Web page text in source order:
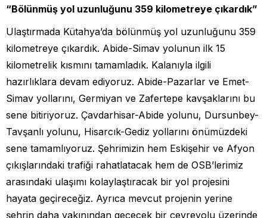
“Bölünmüş yol uzunluğunu 359 kilometreye çıkardık”
Ulaştırmada Kütahya’da bölünmüş yol uzunluğunu 359
kilometreye çıkardık. Abide-Simav yolunun ilk 15
kilometrelik kısmını tamamladık. Kalanıyla ilgili
hazırlıklara devam ediyoruz. Abide-Pazarlar ve Emet-
Simav yollarını, Germiyan ve Zafertepe kavşaklarını bu
sene bitiriyoruz. Çavdarhisar-Abide yolunu, Dursunbey-
Tavşanlı yolunu, Hisarcık-Gediz yollarını önümüzdeki
sene tamamlıyoruz. Şehrimizin hem Eskişehir ve Afyon
çıkışlarındaki trafiği rahatlatacak hem de OSB’lerimiz
arasındaki ulaşımı kolaylaştıracak bir yol projesini
hayata geçireceğiz. Ayrıca mevcut projenin yerine
şehrin daha yakınından geçecek bir çevreyolu üzerinde